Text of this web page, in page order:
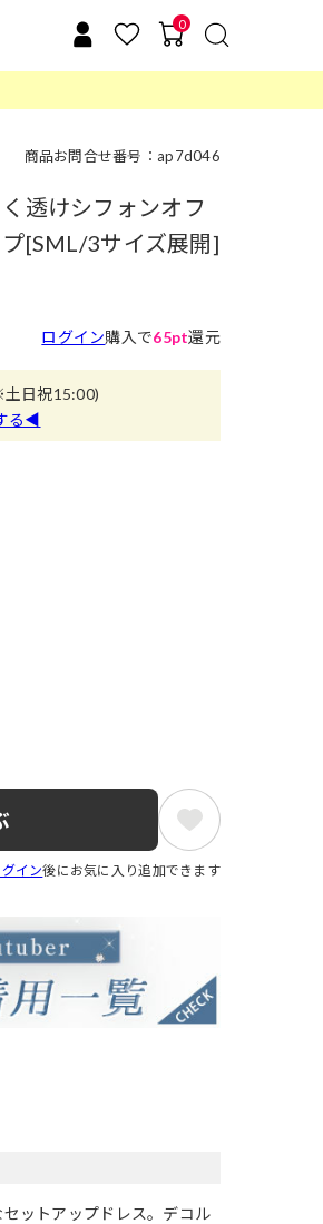
0
商品お問合せ番号：ap7d046
透けシフォンオフ
[SML/3サイズ展開]
ログイン購入で65pt還元
日祝15:00)
る◀
イン後にお気に入り追加できます
ットアップドレス。デコル